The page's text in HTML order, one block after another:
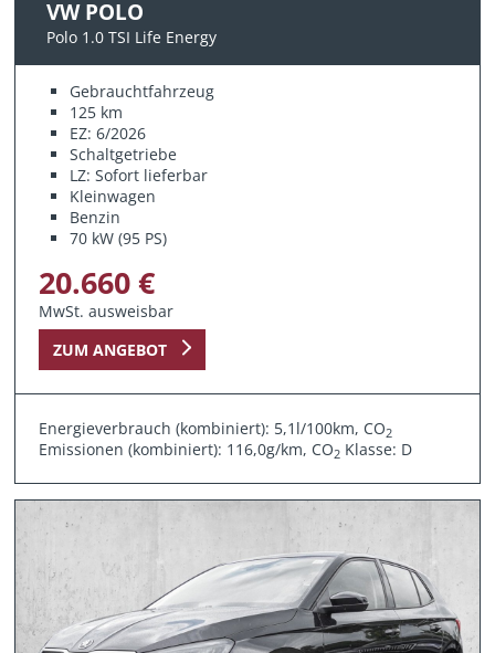
VW POLO
Polo 1.0 TSI Life Energy
Gebrauchtfahrzeug
125 km
EZ: 6/2026
Schaltgetriebe
LZ: Sofort lieferbar
Kleinwagen
Benzin
70 kW (95 PS)
20.660 €
MwSt. ausweisbar
ZUM ANGEBOT
Energieverbrauch (kombiniert): 5,1l/100km, CO2
Emissionen (kombiniert): 116,0g/km, CO2 Klasse: D